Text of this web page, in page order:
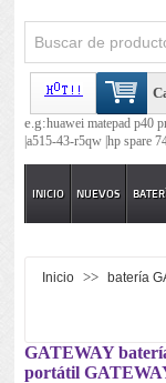
e.g:huawei matepad p40
|a515-43-r5qw |hp spare
INICIO NUEVOS
Inicio >> batería
GATEWAY
portátil